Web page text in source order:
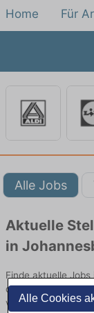
Alle Cookies
Home Für
Alle Jobs
Aktuelle
in
Finde aktuelle
offenen
vergleichen.